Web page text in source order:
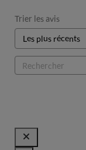
Trier les avis